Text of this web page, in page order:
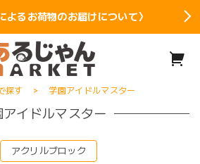
よるお荷物のお届けについて〉
探す 学園アイドルマスター
アイドルマスター
アクリルブロック